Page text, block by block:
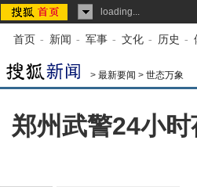
loading...
首页 - 新闻 - 军事 - 文化 - 历史 -
> 最新要闻 > 世态万象
郑州武警24小